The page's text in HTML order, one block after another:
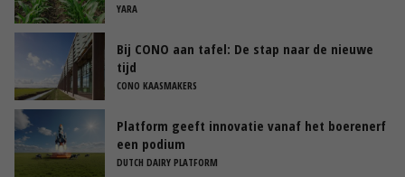
YARA
Bij CONO aan tafel: De stap naar de nieuwe
tijd
CONO KAASMAKERS
Platform geeft innovatie vanaf het boerenerf
een podium
DUTCH DAIRY PLATFORM